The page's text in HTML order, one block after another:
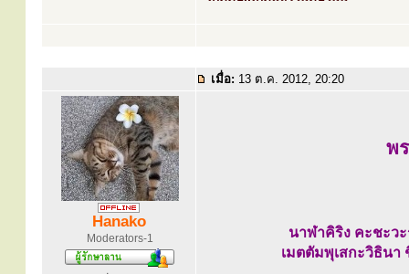
เมื่อ: 13 ต.ค. 2012, 20:20
Hanako
Moderators-1
พ
นาฬาคิริง คะชะว
เมตตัมพุเสกะวิธินา